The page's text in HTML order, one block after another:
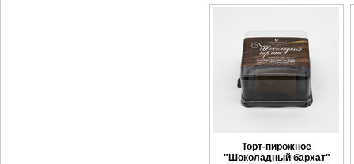
Торт-пирожное
"Шоколадный бархат"